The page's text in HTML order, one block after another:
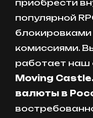
приобрести
популярной
комиссиями.
работает наш
Moving
валюты в